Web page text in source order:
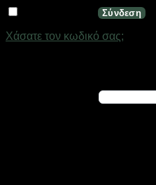
Σύνδεση
Χάσατε τον κωδικό σας;
Απαιτείται